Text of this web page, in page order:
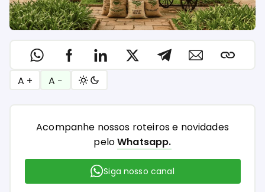
A + A −
Acompanhe nossos roteiros e novidades
peloWhatsapp.
Siga nosso canal